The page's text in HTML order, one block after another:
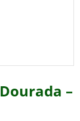
–